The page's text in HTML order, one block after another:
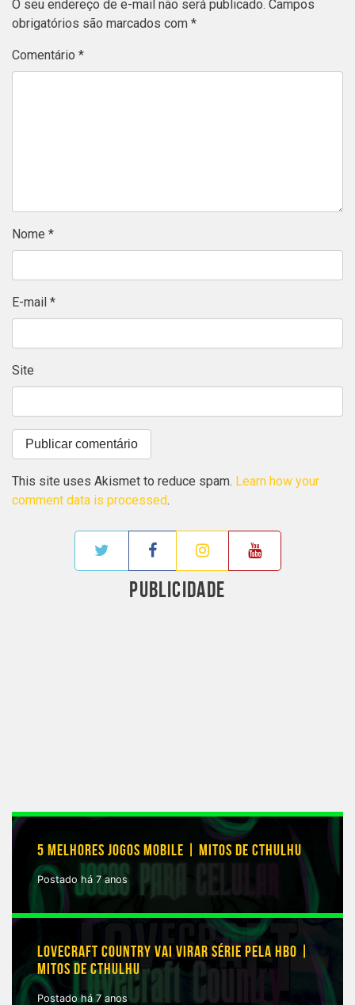
O seu endereço de e-mail não será publicado. Campos
obrigatórios são marcados com *
Comentário *
Nome *
E-mail *
Site
This site uses Akismet to reduce spam. Learn how your
comment data is processed.
PUBLICIDADE
5 MELHORES JOGOS MOBILE | MITOS DE CTHULHU
Postado há 7 anos
LOVECRAFT COUNTRY VAI VIRAR SÉRIE PELA HBO |
MITOS DE CTHULHU
Postado há 7 anos